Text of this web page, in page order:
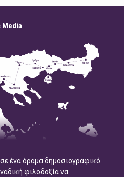
Media
ένα όραμα δημοσιογραφικό
φιλοδοξία να